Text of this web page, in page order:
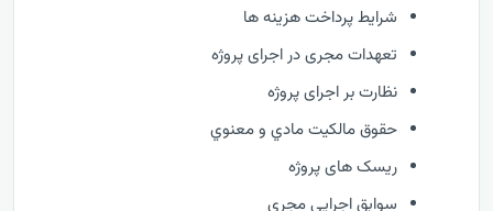
شرایط پرداخت هزینه ها
تعهدات مجری در اجرای پروژه
نظارت بر اجرای پروژه
حقوق مالكيت مادي و معنوي
ریسک های پروژه
سوابق اجرايي مجری